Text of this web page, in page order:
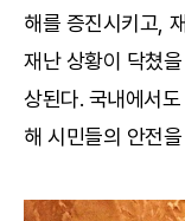
해를 증진시키고,
재난 상황이 닥쳤
상된다. 국내에서
해 시민들의 안전